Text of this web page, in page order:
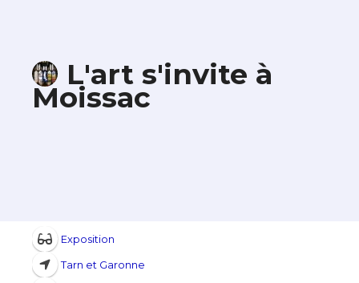
L'art s'invite à
Moissac
Exposition
Tarn et Garonne